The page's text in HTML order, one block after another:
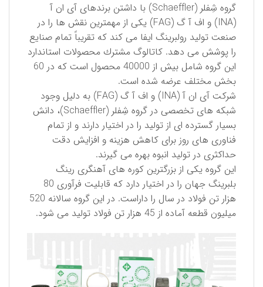
گروه شِفلر (Schaeffler) با داشتن برندهای آی ان آ
(INA) و اف آ گ (FAG) یكی از مهمترین نقش ها را در
صنعت تولید رولبرینگ ایفا می کند كه تقریباً تمام صنایع
را پوشش می دهد. كاتالوگ مشترك محصولات استاندارد
این گروه شامل بیش از 40000 محصول است كه در 60
بخش مختلف عرضه شده است.
شركت آی ان آ (INA) و اف آ گ (FAG) به دلیل وجود
شبكه های تخصصی در گروه شِفلر (Schaeffler)، دانش
بسیار گسترده ای از تولید را در اختیار دارند و از تمام
فناوری های روز برای كاهش هزینه و افزایش دقت
حداكثری در تولید انبوه بهره می گیرند.
این گروه یكی از بزرگترین كوره های آهنگری رینگ
بلبرینگ جهان را در اختیار دارد كه قابلیت فرآوری 80
هزار تن فولاد در سال را داراست. در این گروه سالانه 520
میلیون قطعه آماده از 45 هزار تن فولاد تولید می شود.